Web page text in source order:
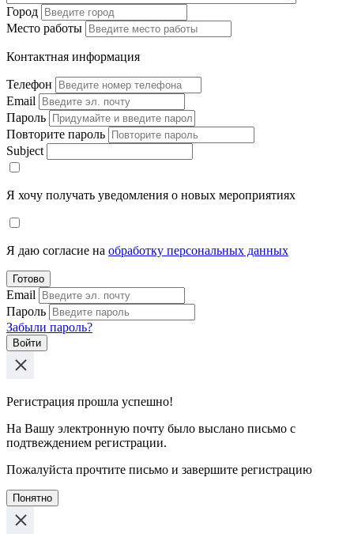
Город
Место работы
Контактная информация
Телефон
Email
Пароль
Повторите пароль
Subject
Я хочу получать уведомления о новых мероприятиях
Я даю согласие на обработку персональных данных
Готово
Email
Пароль
Забыли пароль?
Войти
Регистрация прошла успешно!
На Вашу электронную почту было выслано письмо с
подтвеждением регистрации.
Пожалуйста прочтите письмо и завершите регистрацию
Понятно